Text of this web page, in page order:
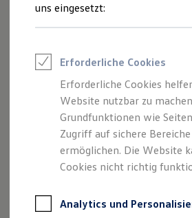
Rettungsdienste
ONE Business ID Vorteile
Fahrzeugsuche & Marktplatz
Digitaler Marktplatz
Kauf & Finanzierung
Online-Fahrzeugbewertung
Aktionen & Angebote
E-Auto-Förderung
Für Privatkunden
Für Gewerbekunden
Profi Paket
TopDeal
Zertifizierte
uns eingesetzt:
Erforderliche Cookies
Erforderliche Cookies
Website nutzbar zu
Grundfunktionen wie
Zugriff auf sichere
ermöglichen. Die Website
Cookies nicht richtig
Analytics und